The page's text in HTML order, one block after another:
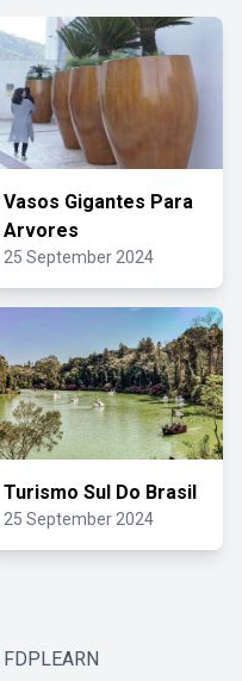
Vasos Gigantes Para
Arvores
25 September 2024
Turismo Sul Do Brasil
25 September 2024
FDPLEARN